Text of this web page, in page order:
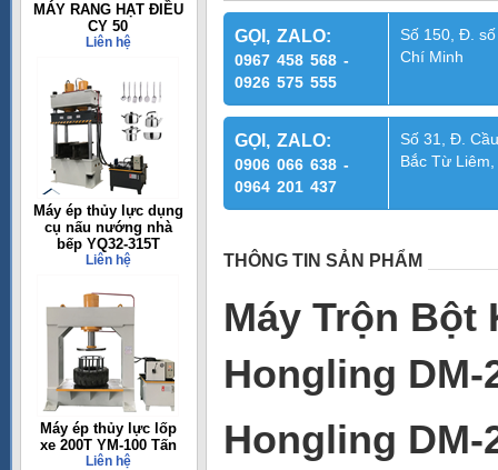
MÁY RANG HẠT ĐIỀU
CY 50
Liên hệ
Máy ép thủy lực dụng
cụ nấu nướng nhà
bếp YQ32-315T
Liên hệ
Máy ép thủy lực lốp
xe 200T YM-100 Tấn
Liên hệ
GỌI, ZALO:
0967 458 568 -
0926 575 555
Số 150, Đ.
Chí Minh
GỌI, ZALO:
0906 066 638 -
0964 201 437
Số 31, Đ.
Bắc Từ
THÔNG TIN SẢN PHẨM
Máy Trộn
Hongling DM-
Hongling DM-